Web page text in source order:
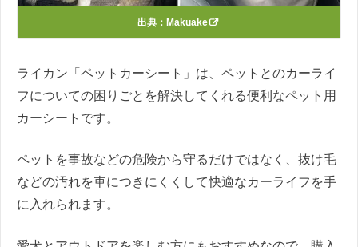
出典： Makuake
ライカン「ペットカーシート」は、ペットとのカーライ
フについての困りごとを解決してくれる便利なペット用
カーシートです。
ペットを事故などの危険から守るだけではなく、抜け毛
などの汚れを車につきにくくして快適なカーライフを手
に入れられます。